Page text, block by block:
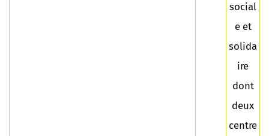
social
e et
solida
ire
dont
deux
centre